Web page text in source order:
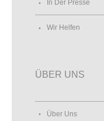
In Der Presse
Wir Helfen
ÜBER UNS
Über Uns